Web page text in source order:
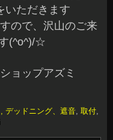
いただきます
ので、沢山のご来
(^o^)/☆
ップアズミ
デッドニング、遮音, 取付,